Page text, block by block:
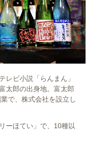
レビ小説「らんまん」
太郎の出身地。富太郎
で、株式会社を設立し
ーほてい」で、10種以